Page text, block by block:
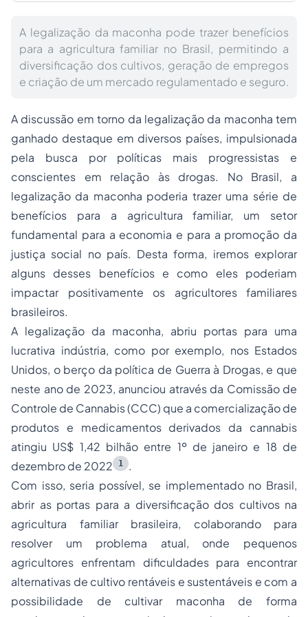
A legalização da maconha pode trazer benefícios
para a agricultura familiar no Brasil, permitindo a
diversificação dos cultivos, geração de empregos
e criação de um mercado regulamentado e seguro.
A discussão em torno da legalização da maconha tem
ganhado destaque em diversos países, impulsionada
pela busca por políticas mais progressistas e
conscientes em relação às drogas. No Brasil, a
legalização da maconha poderia trazer uma série de
benefícios para a agricultura familiar, um setor
fundamental para a economia e para a promoção da
justiça social no país. Desta forma, iremos explorar
alguns desses benefícios e como eles poderiam
impactar positivamente os agricultores familiares
brasileiros.
A legalização da maconha, abriu portas para uma
lucrativa indústria, como por exemplo, nos Estados
Unidos, o berço da política de Guerra à Drogas, e que
neste ano de 2023, anunciou através da Comissão de
Controle de Cannabis (CCC) que a comercialização de
produtos e medicamentos derivados da cannabis
atingiu US$ 1,42 bilhão entre 1º de janeiro e 18 de
dezembro de 2022
1
.
Com isso, seria possível, se implementado no Brasil,
abrir as portas para a diversificação dos cultivos na
agricultura familiar brasileira, colaborando para
resolver um problema atual, onde pequenos
agricultores enfrentam dificuldades para encontrar
alternativas de cultivo rentáveis e sustentáveis e com a
possibilidade de cultivar maconha de forma